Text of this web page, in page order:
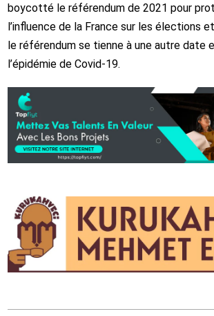
boycotté le référendum de 2021 pour
l’influence de la France sur les élections
le référendum se tienne à une autre date
l’épidémie de Covid-19.